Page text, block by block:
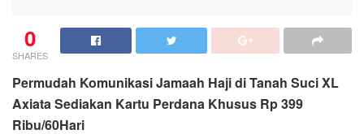
0
SHARES
Permudah Komunikasi Jamaah Haji di Tanah Suci XL
Axiata Sediakan Kartu Perdana Khusus Rp 399
Ribu/60Hari